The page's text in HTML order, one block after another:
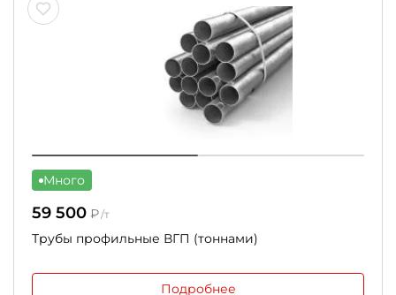
Много
59 500 ₽/т
Трубы профильные ВГП (тоннами)
Подробнее